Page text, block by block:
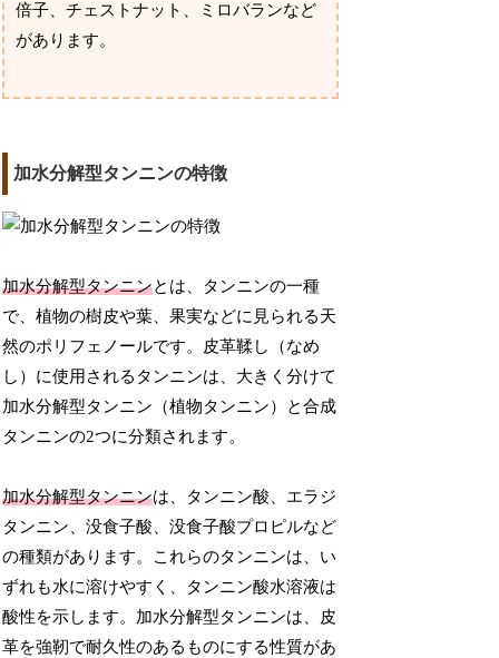
倍子、チェストナット、ミロバランなど
があります。
加水分解型タンニンの特徴
加水分解型タンニンとは、タンニンの一種
で、植物の樹皮や葉、果実などに見られる天
然のポリフェノールです。皮革鞣し（なめ
し）に使用されるタンニンは、大きく分けて
加水分解型タンニン（植物タンニン）と合成
タンニンの2つに分類されます。
加水分解型タンニンは、タンニン酸、エラジ
タンニン、没食子酸、没食子酸プロピルなど
の種類があります。これらのタンニンは、い
ずれも水に溶けやすく、タンニン酸水溶液は
酸性を示します。加水分解型タンニンは、皮
革を強靭で耐久性のあるものにする性質があ